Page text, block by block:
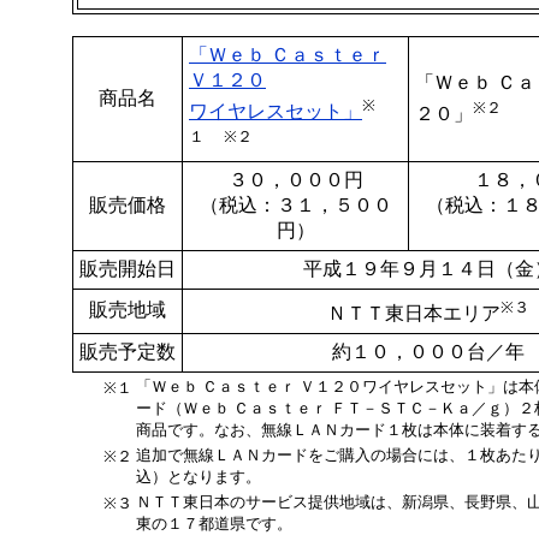
商品名
「Ｗｅｂ Ｃａｓｔｅｒ
Ｖ１２０
ワイヤレスセット」 ※
１
※２
「Ｗｅｂ Ｃ
２０」 ※２
販売価格
３０，０００円
（税込：３１，５００
円）
１８，
（税込：１
販売開始日
平成１９年９月１４日（金
販売地域
ＮＴＴ東日本エリア※３
販売予定数 約１０，０００台／年
※１
「Ｗｅｂ Ｃａｓｔｅｒ Ｖ１２０ワイヤレスセット」は
ード（Ｗｅｂ Ｃａｓｔｅｒ ＦＴ－ＳＴＣ－Ｋａ／ｇ）
商品です。なお、無線ＬＡＮカード１枚は本体に装着す
※２ 追加で無線ＬＡＮカードをご購入の場合には、１枚あた
込）となります。
※３ ＮＴＴ東日本のサービス提供地域は、新潟県、長野県、
東の１７都道県です。